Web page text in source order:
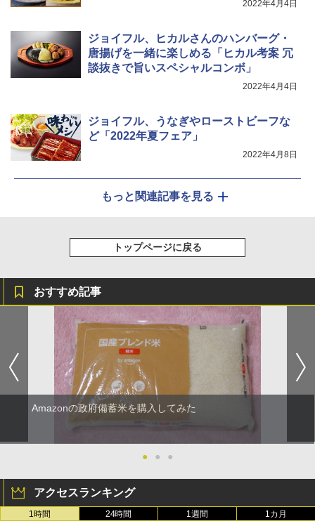
シャープ ウォーターオーブン ヘルシオ
AX-XJ1-B ブラック 30L 2段調理 コンベ
クション トースト機能
2022年4月4日
ジョイフル、ヒカルさんのハンバーグ・
唐揚げを一緒に楽しめる「ヒカル考案 冗
談抜きで旨いスペシャルコンボ」
2022年4月4日
ジョイフル、うなぎやローストビーフな
ど「2022年夏フェア」
2022年4月8日
もっと関連記事を見る
トップページに戻る
おすすめ記事
Amazonの政府備蓄米を購入してみた
● ● ●
アクセスランキング
1時間 24時間 1週間 1カ月